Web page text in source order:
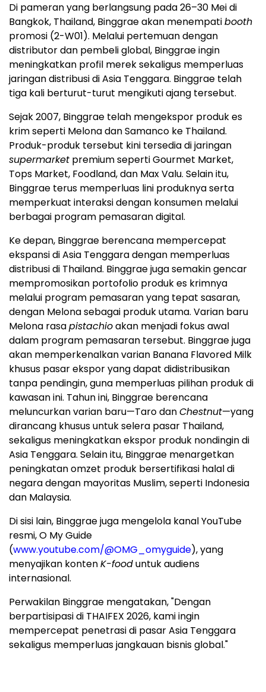
Di pameran yang berlangsung pada 26–30 Mei di
Bangkok, Thailand, Binggrae akan menempatibooth
promosi (2-W01). Melalui pertemuan dengan
distributor dan pembeli global, Binggrae ingin
meningkatkan profil merek sekaligus memperluas
jaringan distribusi di Asia Tenggara. Binggrae telah
tiga kali berturut-turut mengikuti ajang tersebut.
Sejak 2007, Binggrae telah mengekspor produk es
krim seperti Melona dan Samanco ke Thailand.
Produk-produk tersebut kini tersedia di jaringan
supermarket premium seperti Gourmet Market,
Tops Market, Foodland, dan Max Valu. Selain itu,
Binggrae terus memperluas lini produknya serta
memperkuat interaksi dengan konsumen melalui
berbagai program pemasaran digital.
Ke depan, Binggrae berencana mempercepat
ekspansi di Asia Tenggara dengan memperluas
distribusi di Thailand. Binggrae juga semakin gencar
mempromosikan portofolio produk es krimnya
melalui program pemasaran yang tepat sasaran,
dengan Melona sebagai produk utama. Varian baru
Melona rasapistachioakan menjadi fokus awal
dalam program pemasaran tersebut. Binggrae juga
akan memperkenalkan varian Banana Flavored Milk
khusus pasar ekspor yang dapat didistribusikan
tanpa pendingin, guna memperluas pilihan produk di
kawasan ini. Tahun ini, Binggrae berencana
meluncurkan varian baru—Taro danChestnut—yang
dirancang khusus untuk selera pasar Thailand,
sekaligus meningkatkan ekspor produk nondingin di
Asia Tenggara. Selain itu, Binggrae menargetkan
peningkatan omzet produk bersertifikasi halal di
negara dengan mayoritas Muslim, seperti Indonesia
dan Malaysia.
Di sisi lain, Binggrae juga mengelola kanal YouTube
resmi, O My Guide
(www.youtube.com/@OMG_omyguide), yang
menyajikan kontenK-fooduntuk audiens
internasional.
Perwakilan Binggrae mengatakan, "Dengan
berpartisipasi di THAIFEX 2026, kami ingin
mempercepat penetrasi di pasar Asia Tenggara
sekaligus memperluas jangkauan bisnis global."